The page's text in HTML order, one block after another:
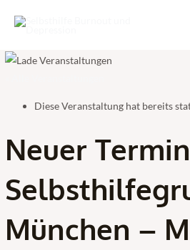
Inhalt
Diese Veranstaltung hat bereits
Neuer
München –